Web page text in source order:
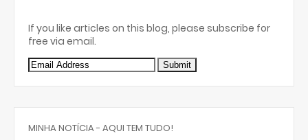
If you like articles on this blog, please subscribe for
free via email.
MINHA NOTÍCIA - AQUI TEM TUDO!